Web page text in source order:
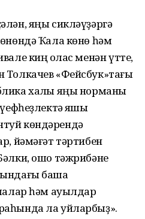
яңы сикләүҙәргә
Ҡала көнө һәм
киң ҡолас менән үтте,
«Фейсбук»тағы
халҡы яңы норманы
яҡшы
көндәрендә
йәмәғәт тәртибен
ошо тәжрибәне
башҡа
һәм ауылдар
ла уйларбыҙ».